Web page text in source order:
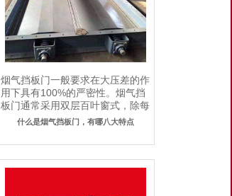
烟气挡板门一般要求在大压差的作
用下具有100%的严密性。烟气挡
板门通常采用双层百叶窗式，除每
层挡板门上配..
什么是烟气挡板门，有哪八大特点